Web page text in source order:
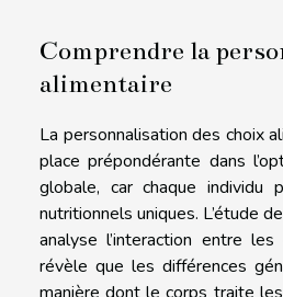
Comprendre la
alimentaire
La personnalisation des choix
place prépondérante dans
globale, car chaque individu
nutritionnels uniques. L’étude
analyse l’interaction entre
révèle que les différences
manière dont le corps traite